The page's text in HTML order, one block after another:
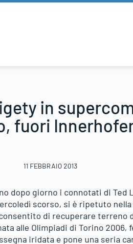
in
fuori
11 FEBBRAIO 2013
dopo giorno i connotati di Ted
scorso, si è ripetuto
di recuperare terreno
alle Olimpiadi di Torino 2006,
iridata e pone una seria